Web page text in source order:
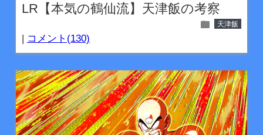
LR【本気の鶴仙流】天津飯の考察
folder 天津飯
| コメント(130)